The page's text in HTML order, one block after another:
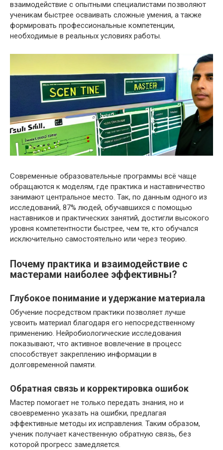
взаимодействие с опытными специалистами позволяют
ученикам быстрее осваивать сложные умения, а также
формировать профессиональные компетенции,
необходимые в реальных условиях работы.
Современные образовательные программы всё чаще
обращаются к моделям, где практика и наставничество
занимают центральное место. Так, по данным одного из
исследований, 87% людей, обучавшихся с помощью
наставников и практических занятий, достигли высокого
уровня компетентности быстрее, чем те, кто обучался
исключительно самостоятельно или через теорию.
Почему практика и взаимодействие с
мастерами наиболее эффективны?
Глубокое понимание и удержание материала
Обучение посредством практики позволяет лучше
усвоить материал благодаря его непосредственному
применению. Нейробиологические исследования
показывают, что активное вовлечение в процесс
способствует закреплению информации в
долговременной памяти.
Обратная связь и корректировка ошибок
Мастер помогает не только передать знания, но и
своевременно указать на ошибки, предлагая
эффективные методы их исправления. Таким образом,
ученик получает качественную обратную связь, без
которой прогресс замедляется.